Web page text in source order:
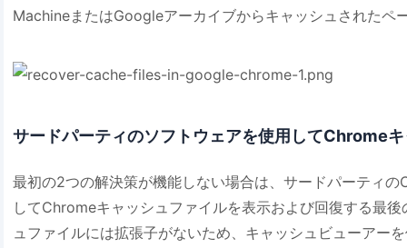
MachineまたはGoogleアーカイブからキャッシュされたペ
サードパーティのソフトウェアを使用してChrome
最初の2つの解決策が機能しない場合は、サードパーティ
してChromeキャッシュファイルを表示および回復する最
ュファイルには拡張子がないため、キャッシュビューアー